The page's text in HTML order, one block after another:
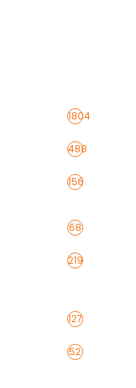
1804
488
156
68
219
127
52